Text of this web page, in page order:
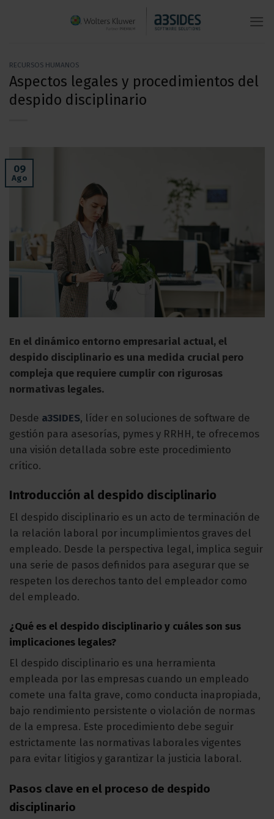
RECURSOS HUMANOS
Aspectos legales y procedimientos del
despido disciplinario
09
Ago
En el dinámico entorno empresarial actual, el
despido disciplinario es una medida crucial pero
compleja que requiere cumplir con rigurosas
normativas legales.
Desde a3SIDES, líder en soluciones de software de
gestión para asesorías, pymes y RRHH, te ofrecemos
una visión detallada sobre este procedimiento
crítico.
Introducción al despido disciplinario
El despido disciplinario es un acto de terminación de
la relación laboral por incumplimientos graves del
empleado. Desde la perspectiva legal, implica seguir
una serie de pasos definidos para asegurar que se
respeten los derechos tanto del empleador como
del empleado.
¿Qué es el despido disciplinario y cuáles son sus
implicaciones legales?
El despido disciplinario es una herramienta
empleada por las empresas cuando un empleado
comete una falta grave, como conducta inapropiada,
bajo rendimiento persistente o violación de normas
de la empresa. Este procedimiento debe seguir
estrictamente las normativas laborales vigentes
para evitar litigios y garantizar la justicia laboral.
Pasos clave en el proceso de despido
disciplinario